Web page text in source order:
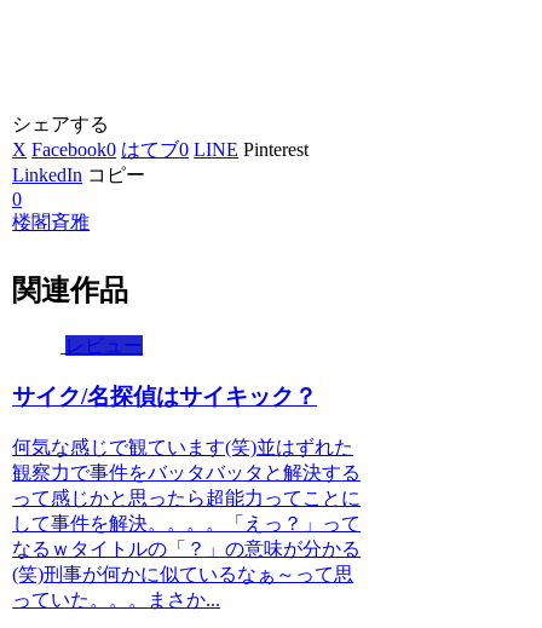
シェアする
X Facebook0 はてブ0 LINE Pinterest
LinkedIn コピー
0
楼閣斉雅
関連作品
レビュー
サイク/名探偵はサイキック？
何気な感じで観ています(笑)並はずれた
観察力で事件をバッタバッタと解決する
って感じかと思ったら超能力ってことに
して事件を解決。。。。「えっ？」って
なるｗタイトルの「？」の意味が分かる
(笑)刑事が何かに似ているなぁ～って思
っていた。。。まさか...